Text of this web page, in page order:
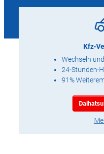
Kfz-
Wechseln
24-Stunden-
91%